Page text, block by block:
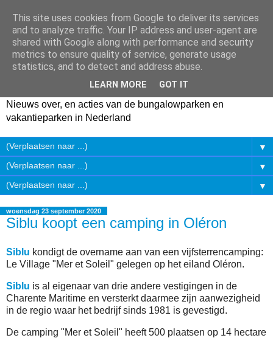
Nieuws over, en acties van de bungalowparken en
vakantieparken in Nederland
▼
▼
▼
woensdag 23 september 2020
Siblu koopt een camping in Oléron
Siblu kondigt de overname aan van een vijfsterrencamping:
Le Village "Mer et Soleil" gelegen op het eiland Oléron.
Siblu is al eigenaar van drie andere vestigingen in de
Charente Maritime en versterkt daarmee zijn aanwezigheid
in de regio waar het bedrijf sinds 1981 is gevestigd.
De camping "Mer et Soleil" heeft 500 plaatsen op 14 hectare
This site uses cookies from Google to deliver its services
and to analyze traffic. Your IP address and user-agent are
shared with Google along with performance and security
metrics to ensure quality of service, generate usage
statistics, and to detect and address abuse.
LEARN MORE GOT IT